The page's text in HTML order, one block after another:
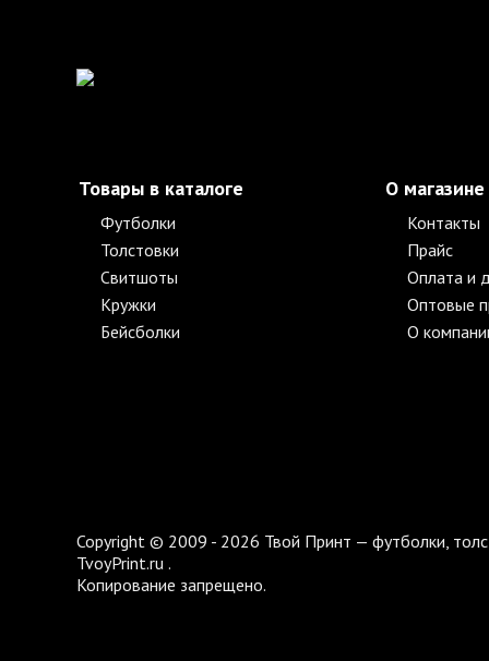
Товары в каталоге
Футболки
Толстовки
Свитшоты
Кружки
Бейсболки
О магазине
Контакты
Прайс
Оплата и
Оптовые
О
Copyright © 2009 - 2026 Твой Принт — футболки,
TvoyPrint.ru .
Копирование запрещено.